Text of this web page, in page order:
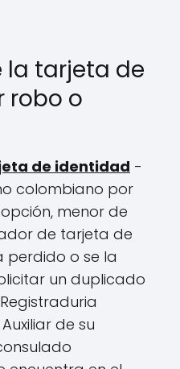
la tarjeta de
robo o
de identidad -
colombiano por
menor de
de tarjeta de
perdido o se la
un duplicado
de su